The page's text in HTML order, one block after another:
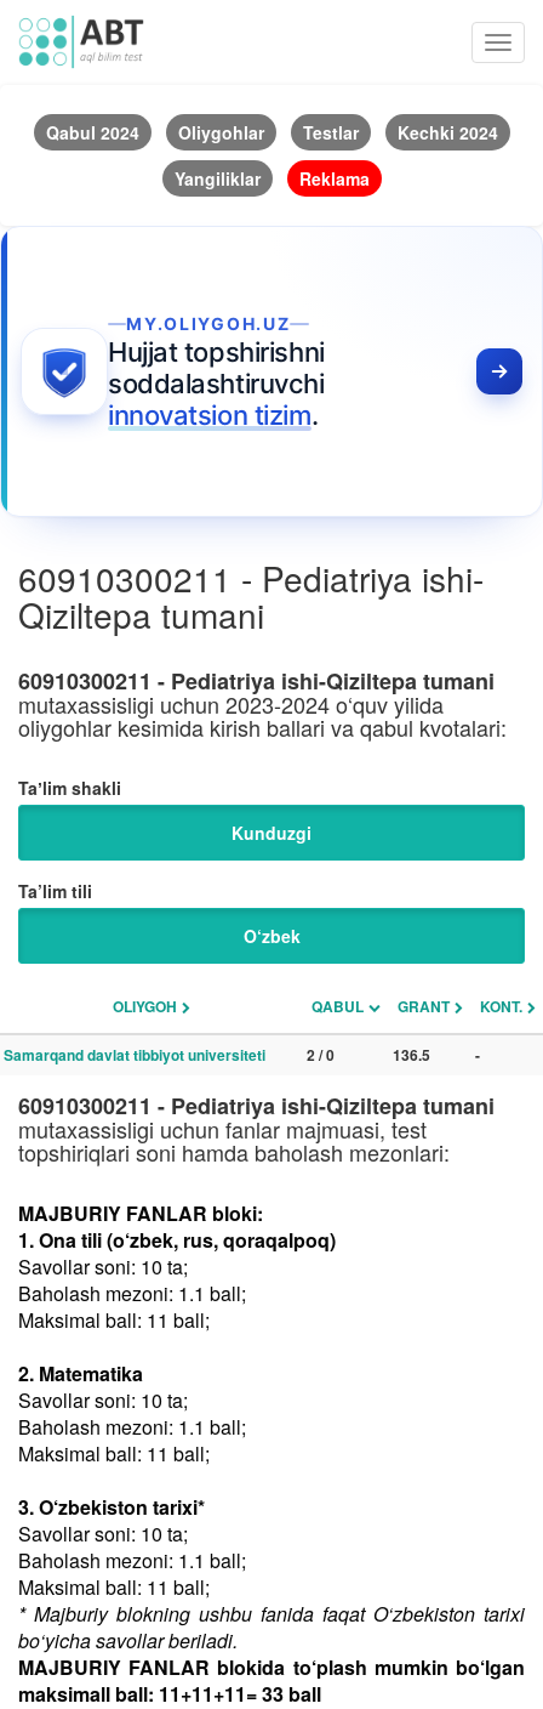
Qabul 2024 Oliygohlar Testlar
Kechki 2024
Yangiliklar
Reklama
MY.OLIYGOH.UZ
Hujjat topshirishni
soddalashtiruvchi
innovatsion tizim.
60910300211 - Pediatriya ishi-
Qiziltepa tumani
60910300211 - Pediatriya ishi-Qiziltepa tumani
mutaxassisligi uchun 2023-2024 o‘quv yilida
oliygohlar kesimida kirish ballari va qabul kvotalari:
Taʼlim shakli
Kunduzgi
Ta’lim tili
O‘zbek
OLIYGOH QABUL GRANT KONT.
Samarqand davlat tibbiyot universiteti 2 / 0 136.5 -
60910300211 - Pediatriya ishi-Qiziltepa tumani
mutaxassisligi uchun fanlar majmuasi, test
topshiriqlari soni hamda baholash mezonlari:
MAJBURIY FANLAR bloki:
1. Ona tili (o‘zbek, rus, qoraqalpoq)
Savollar soni: 10 ta;
Baholash mezoni: 1.1 ball;
Maksimal ball: 11 ball;
2. Matematika
Savollar soni: 10 ta;
Baholash mezoni: 1.1 ball;
Maksimal ball: 11 ball;
3. O‘zbekiston tarixi*
Savollar soni: 10 ta;
Baholash mezoni: 1.1 ball;
Maksimal ball: 11 ball;
* Majburiy blokning ushbu fanida faqat O‘zbekiston tarixi
bo‘yicha savollar beriladi.
MAJBURIY FANLAR blokida to‘plash mumkin bo‘lgan
maksimall ball: 11+11+11= 33 ball